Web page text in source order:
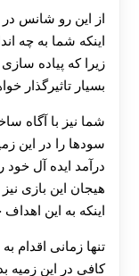
از این رو شانس
اینکه شما به چه
زیرا که پیاده
بسیار تاثیرگذار
شما نیز با آگاه
سودها را در این
درآمد ایده آل
هیجان این بازی
اینکه به این
تنها زمانی اقدام
کافی در این زمیه